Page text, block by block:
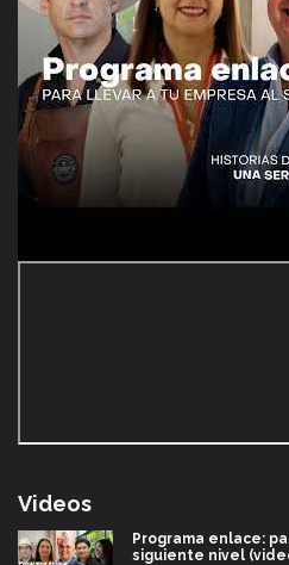
Videos
Programa enlace:
siguiente nivel